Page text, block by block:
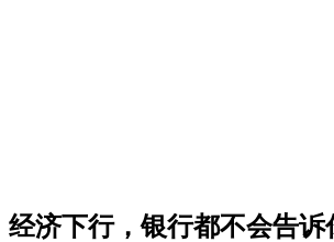
经济下行，银行都不会告诉